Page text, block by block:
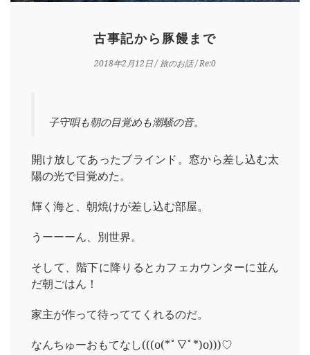
古事記から豚饅まで
2018年2月12日/旅のお話/ Re:0
子守唄も朝の目覚めも潮騒の音。
開け放してあったブラインド。窓から差し込む太
陽の光で目覚めた。
輝く海と、朝焼けが差し込む部屋。
うーーーん、別世界。
そして、階下に降りるとカフェカウンターに並ん
だ朝ごはん！
家主が作って待っててくれるのだ。
なんちゅーおもてなし(((o(*ﾟ▽ﾟ*)o)))♡